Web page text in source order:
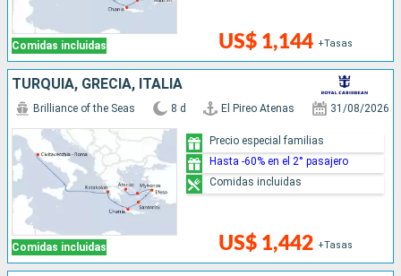
Comidas incluidas US$ 1,144 +Tasas
TURQUÍA, GRECIA, ITALIA
Comidas incluidas
Brilliance of the Seas 8 d El Pireo Atenas 31/08/2026
US$ 1,442 +Tasas
Precio especial familias
Hasta -60% en el 2° pasajero
Comidas incluidas